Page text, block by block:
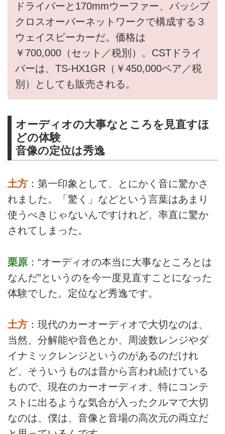
ドライバーと170mmウーファー、パッシブ
クロスオーバーネットワークで構成する３
ウェイスピーカーだ。価格は
￥700,000（セット／税別）。CSTドライ
バーは、TS-HX1GR（￥450,000ペア／税
別）としても販売される。
オーディオの大事なところを見直すほ
どの体験
音像の定位は秀逸
土方 ：第一印象として、とにかく音に驚かさ
れました。「驚く」などという言葉はあまり
使うべきじゃないんですけれど、率直に驚か
されてしまった。
栗原 ：“オーディオの本当に大事なところとは
なんだ”というのを今一度見直すことになった
体験でした。定位など秀逸です。
土方 ：現代のカーオーディオで大切なのは、
当然、分解能や音色とか、周波数レンジやダ
イナミックレンジというのがあるのだけれ
ど、そういうものは昔から言われ続けている
もので、現在のカーオーディオ、特にコンテ
ストに出るような気合が入ったクルマで大切
なのは、僕は、音像と音場の高次元の両立だ